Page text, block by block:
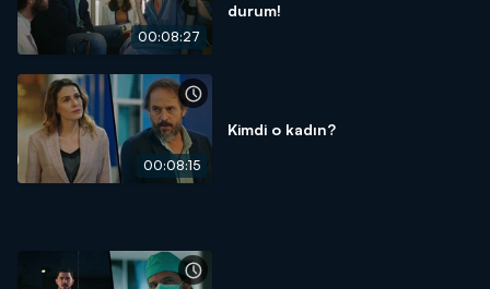
00:08:27
durum!
00:08:15
Kimdi o kadın?